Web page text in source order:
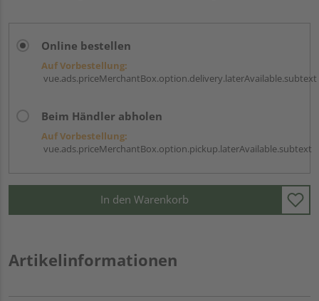
Online bestellen
Auf Vorbestellung:
vue.ads.priceMerchantBox.option.delivery.laterAvailable.subtext
Beim Händler abholen
Auf Vorbestellung:
vue.ads.priceMerchantBox.option.pickup.laterAvailable.subtext
In den Warenkorb
Artikelinformationen